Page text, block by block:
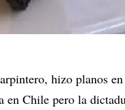
hizo planos en
en Chile pero la